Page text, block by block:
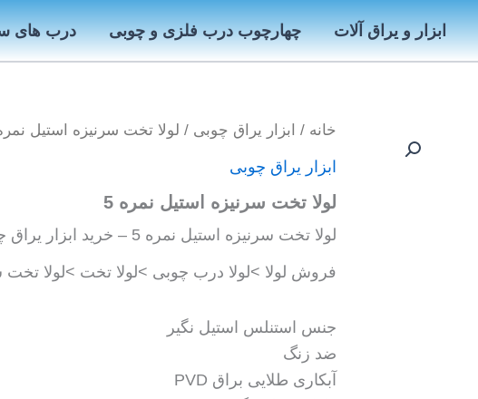
ابزار و یراق آلات چهارچوب درب فلزی و چوبی درب های
خانه / ابزار یراق چوبی / لولا تخت سرنیزه استیل نمره
ابزار یراق چوبی
لولا تخت سرنیزه استیل نمره 5
لولا تخت سرنیزه استیل نمره 5 – خرید ابزار یراق چوبی لولا درب چوبی
فروش لولا >لولا درب چوبی >لولا تخت >لولا تخت
جنس استنلس استیل نگیر
ضد زنگ
آبکارى طلایى براق PVD